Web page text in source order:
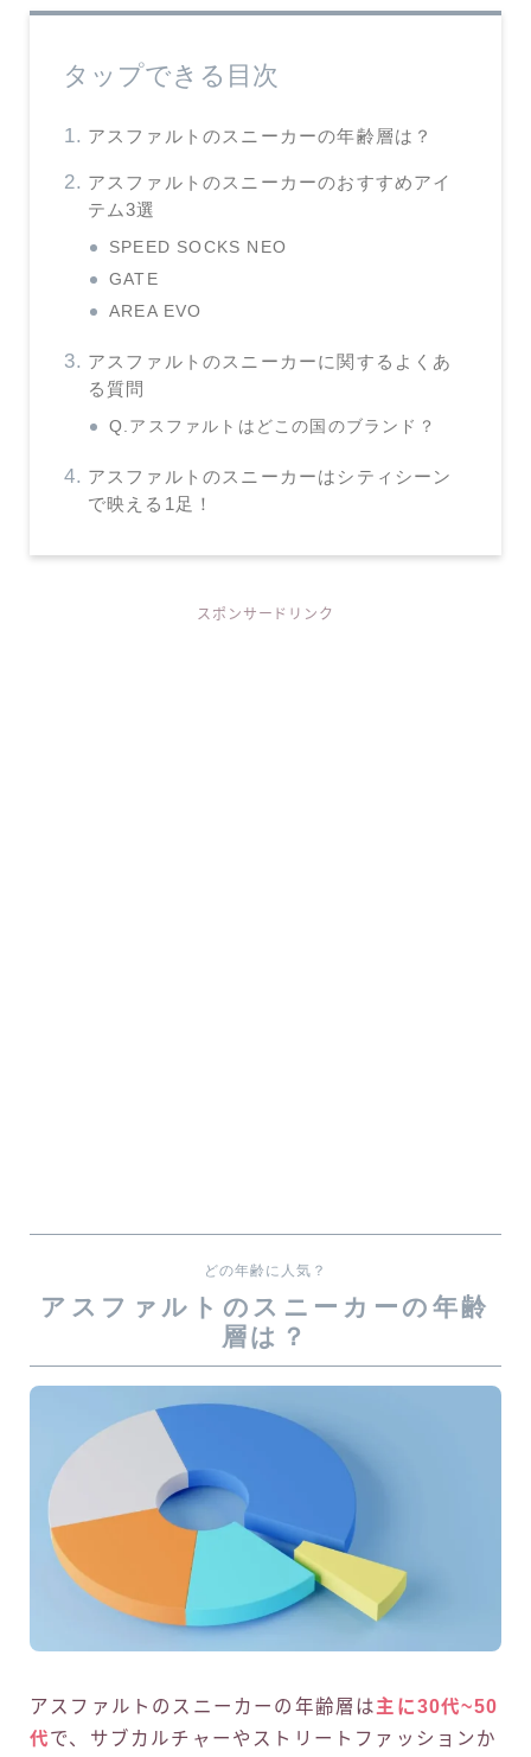
タップできる目次
アスファルトのスニーカーの年齢層は？
アスファルトのスニーカーのおすすめアイ
テム3選
SPEED SOCKS NEO
GATE
AREA EVO
アスファルトのスニーカーに関するよくあ
る質問
Q.アスファルトはどこの国のブランド？
アスファルトのスニーカーはシティシーン
で映える1足！
スポンサードリンク
どの年齢に人気？
アスファルトのスニーカーの年齢
層は？
アスファルトのスニーカーの年齢層は主に30代~50
代で、サブカルチャーやストリートファッションか